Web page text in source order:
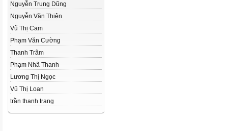
Nguyễn Trung Dũng
Nguyễn Văn Thiện
Vũ Thị Cam
Phạm Văn Cường
Thanh Trâm
Phạm Nhã Thanh
Lương Thị Ngọc
Vũ Thị Loan
trần thanh trang